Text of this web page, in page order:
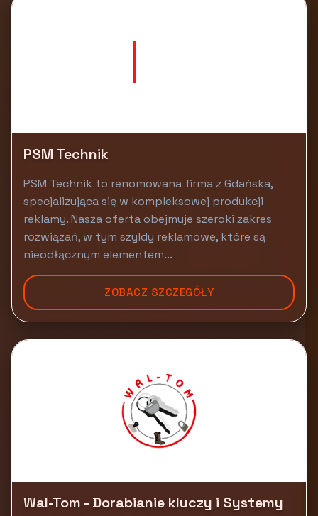
PSM Technik
PSM Technik to renomowana firma z Gdańska,
specjalizująca się w kompleksowej produkcji
reklamy. Nasza oferta obejmuje szeroki zakres
rozwiązań, w tym szyldy reklamowe, które są
nieodłącznym elementem...
ZOBACZ SZCZEGÓŁY
Wal-Tom - Dorabianie kluczy i Systemy